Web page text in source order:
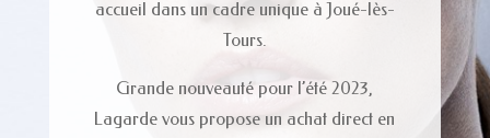
accueil dans un cadre unique à Joué-lès-
Tours.
Grande nouveauté pour l’été 2023,
Lagarde vous propose un achat direct en